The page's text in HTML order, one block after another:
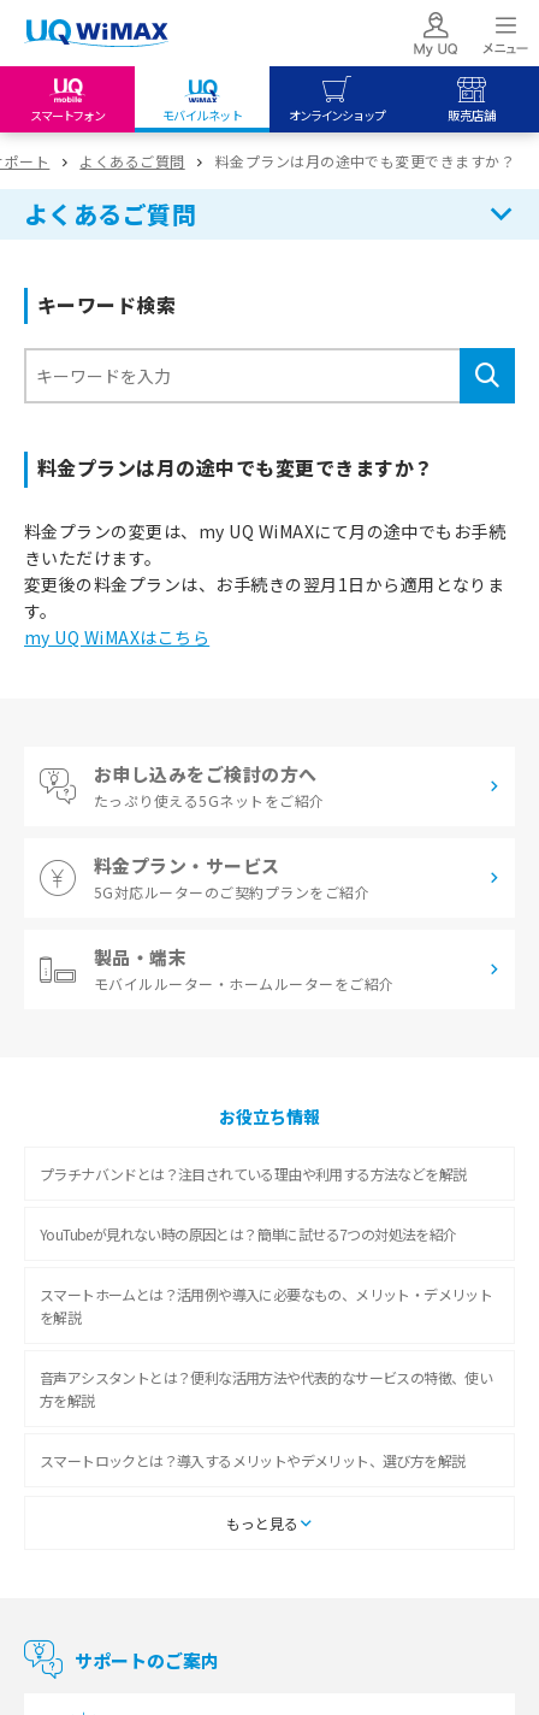
スマートフォン モバイルネット オンラインショップ 販売店舗
my UQ WiMAX
UQ WiMAX ご契約の方
My UQ mobile
UQ mobile
UQ mobile
オンラインショップ
UQ WiMAX
UQ mobile
販売店舗
UQ WiMAX
ート よくあるご質問 料金プランは月の途中でも変更できますか？
よくあるご質問
キーワード検索
料金プランは月の途中でも変更できますか？
料金プランの変更は、my UQ WiMAXにて月の途中でもお手続
きいただけます。
変更後の料金プランは、お手続きの翌月1日から適用となりま
す。
my UQ WiMAXはこちら
お申し込みをご検討の方へ
たっぷり使える5Gネットをご紹介
料金プラン・サービス
5G対応ルーターのご契約プランをご紹介
製品・端末
モバイルルーター・ ホームルーターをご紹介
お役立ち情報
プラチナバンドとは？注目されている理由や利用する方法などを解説
YouTubeが見れない時の原因とは？簡単に試せる7つの対処法を紹介
スマートホームとは？活用例や導入に必要なもの、メリット・デメリット
を解説
音声アシスタントとは？便利な活用方法や代表的なサービスの特徴、使い
方を解説
スマートロックとは？導入するメリットやデメリット、選び方を解説
スマートテレビとは？特徴や選び方、使い方をわかりやすく解説
マンションで使えるWi-Fiは？種類ごとの特徴や選び方を紹介
もっと見る
サポートのご案内